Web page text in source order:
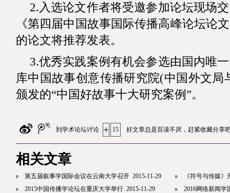
2.入选论文作者将受邀参加论坛现场
《第四届中国故事国际传播高峰论坛论
的论文将推荐发表。
3.优秀实践案例有机会参选由国内唯
库中国故事创意传播研究院(中国外文局
颁发的“中国好故事十大研究案例”。
到学术论坛讨论 + 15 好文章总是百读不厌，赶紧收藏分享
相关文章
第五届叙事学国际会议在云南大学召开 2015-11-29
2015中国传播学论坛在重庆大学举行 2015-11-29
《符号与传媒
2016网络新闻学